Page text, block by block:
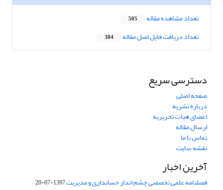
تعداد مشاهده مقاله 505
تعداد دریافت فایل اصل مقاله 384
دسترسی سریع
صفحه اصلی
درباره نشریه
اعضای هیات تحریریه
ارسال مقاله
تماس با ما
نقشه سایت
آخرین اخبار
فصلنامه علمی تخصصی چشم انداز حسابداری و مدیریت1397-07-20